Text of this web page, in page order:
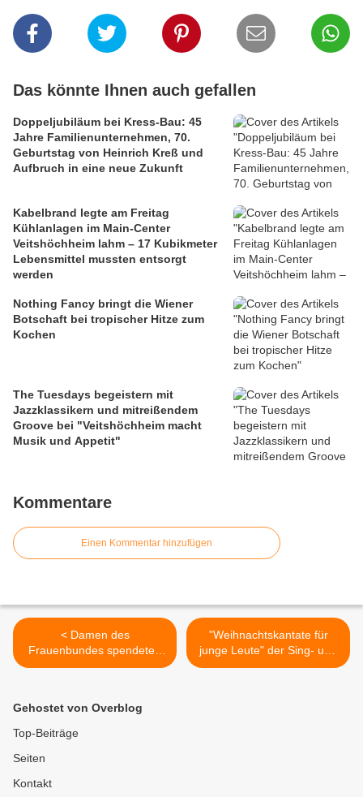
Das könnte Ihnen auch gefallen
Doppeljubiläum bei Kress-Bau: 45
Jahre Familienunternehmen, 70.
Geburtstag von Heinrich Kreß und
Aufbruch in eine neue Zukunft
Kabelbrand legte am Freitag
Kühlanlagen im Main-Center
Veitshöchheim lahm – 17 Kubikmeter
Lebensmittel mussten entsorgt
werden
Nothing Fancy bringt die Wiener
Botschaft bei tropischer Hitze zum
Kochen
The Tuesdays begeistern mit
Jazzklassikern und mitreißendem
Groove bei "Veitshöchheim macht
Musik und Appetit"
Kommentare
Einen Kommentar hinzufügen
< Damen des
Frauenbundes spendeten
auch für die Kinderfond-
"Weihnachtskantate für
junge Leute" der Sing- und
Musikschule Veitshöchheim
Gehostet von Overblog
Top-Beiträge
Seiten
Kontakt